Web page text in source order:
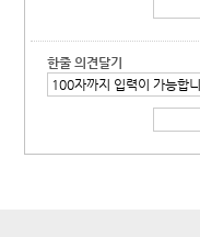
한줄 의견달기